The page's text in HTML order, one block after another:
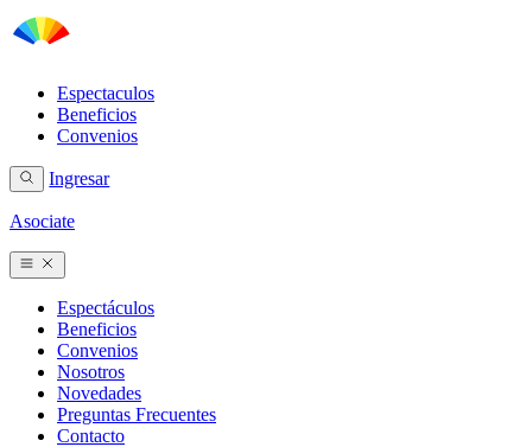
Espectaculos
Beneficios
Convenios
Ingresar
Asociate
Espectáculos
Beneficios
Convenios
Nosotros
Novedades
Preguntas Frecuentes
Contacto